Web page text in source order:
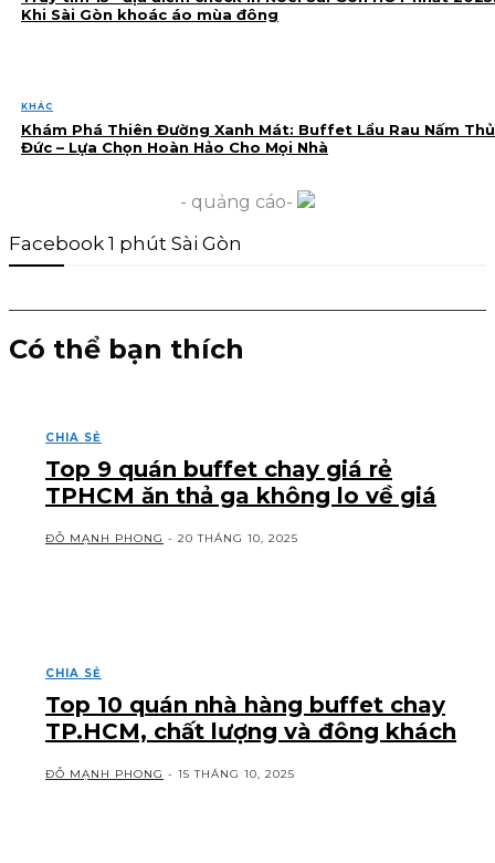
Khi Sài Gòn khoác áo mùa đông
KHÁC
Khám Phá Thiên Đường Xanh Mát: Buffet Lẩu Rau Nấm Thủ
Đức – Lựa Chọn Hoàn Hảo Cho Mọi Nhà
- quảng cáo-
Facebook 1 phút Sài Gòn
Có thể bạn thích
CHIA SẺ
Top 9 quán buffet chay giá rẻ
TPHCM ăn thả ga không lo về giá
ĐỖ MẠNH PHONG - 20 THÁNG 10, 2025
CHIA SẺ
Top 10 quán nhà hàng buffet chay
TP.HCM, chất lượng và đông khách
ĐỖ MẠNH PHONG - 15 THÁNG 10, 2025